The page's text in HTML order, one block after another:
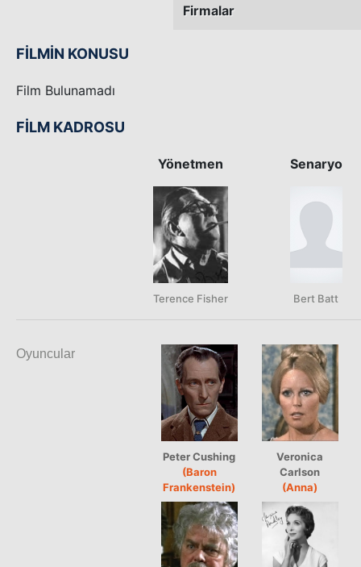
Firmalar
FİLMİN KONUSU
Film Bulunamadı
FİLM KADROSU
Yönetmen
Terence Fisher
Senaryo
Bert Batt
Oyuncular
Peter Cushing
(Baron
Frankenstein)
Veronica
Carlson
(Anna)